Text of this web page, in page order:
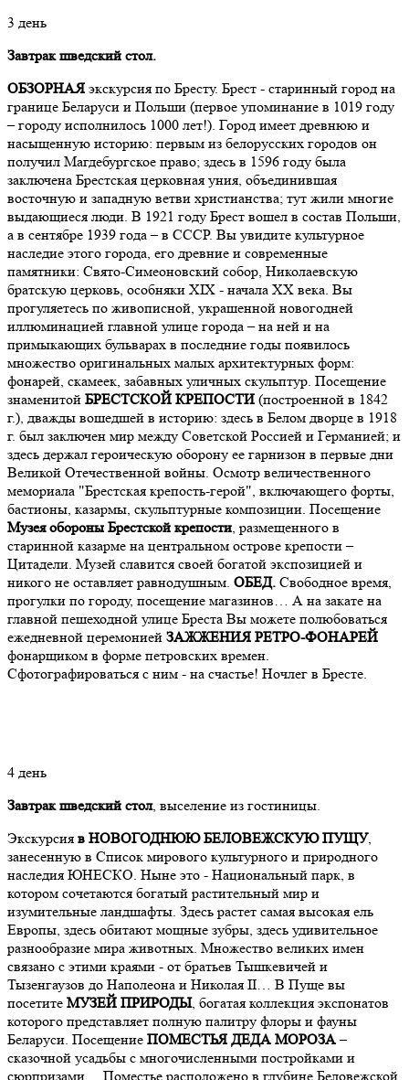
3 день
Завтракшведский стол.
ОБЗОРНАЯ экскурсия по Бресту. Брест - старинный город на
границе Беларуси и Польши (первое упоминание в 1019 году
– городу исполнилось 1000 лет!). Город имеет древнюю и
насыщенную историю: первым из белорусских городов он
получил Магдебургское право; здесь в 1596 году была
заключена Брестская церковная уния, объединившая
восточную и западную ветви христианства; тут жили многие
выдающиеся люди. В 1921 году Брест вошел в состав Польши,
а в сентябре 1939 года – в СССР. Вы увидите культурное
наследие этого города, его древние и современные
памятники: Свято-Симеоновский собор, Николаевскую
братскую церковь, особняки XIX - начала ХХ века. Вы
прогуляетесь по живописной, украшенной новогодней
иллюминацией главной улице города – на ней и на
примыкающих бульварах в последние годы появилось
множество оригинальных малых архитектурных форм:
фонарей, скамеек, забавных уличных скульптур. Посещение
знаменитой БРЕСТСКОЙ КРЕПОСТИ (построенной в 1842
г.), дважды вошедшей в историю: здесь в Белом дворце в 1918
г. был заключен мир между Советской Россией и Германией; и
здесь держал героическую оборону ее гарнизон в первые дни
Великой Отечественной войны. Осмотр величественного
мемориала "Брестская крепость-герой", включающего форты,
бастионы, казармы, скульптурные композиции. Посещение
Музея обороны Брестской крепости, размещенного в
старинной казарме на центральном острове крепости –
Цитадели. Музей славится своей богатой экспозицией и
никого не оставляет равнодушным. ОБЕД. Свободное время,
прогулки по городу, посещение магазинов… А на закате на
главной пешеходной улице Бреста Вы можете полюбоваться
ежедневной церемонией ЗАЖЖЕНИЯ РЕТРО-ФОНАРЕЙ
фонарщиком в форме петровских времен.
Сфотографироваться с ним - на счастье! Ночлег в Бресте.
4 день
Завтракшведский стол, выселение из гостиницы.
Экскурсия в НОВОГОДНЮЮ БЕЛОВЕЖСКУЮ ПУЩУ,
занесенную в Список мирового культурного и природного
наследия ЮНЕСКО. Ныне это - Национальный парк, в
котором сочетаются богатый растительный мир и
изумительные ландшафты. Здесь растет самая высокая ель
Европы, здесь обитают мощные зубры, здесь удивительное
разнообразие мира животных. Множество великих имен
связано с этими краями - от братьев Тышкевичей и
Тызенгаузов до Наполеона и Николая II… В Пуще вы
посетите МУЗЕЙ ПРИРОДЫ, богатая коллекция экспонатов
которого представляет полную палитру флоры и фауны
Беларуси. Посещение ПОМЕСТЬЯ ДЕДА МОРОЗА–
сказочной усадьбы с многочисленными постройками и
сюрпризами… Поместье расположено в глубине Беловежской